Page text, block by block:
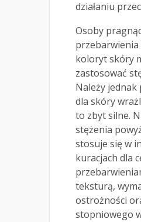
działaniu
Osoby
koloryt skóry
zastosować
Należy jednak
dla skóry
to zbyt silne.
stężenia
stosuje się w
kuracjach dla
teksturą,
ostrożności
stopniowego